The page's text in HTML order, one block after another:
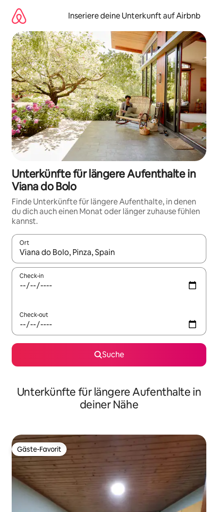
Inhalten
springen
Inseriere deine Unterkunft auf Airbnb
Unterkünfte für längere Aufenthalte in
Viana do Bolo
Finde Unterkünfte für längere Aufenthalte, in denen
du dich auch einen Monat oder länger zuhause fühlen
kannst.
Ort
Wenn Ergebnisse verfügbar sind, navigiere mit den
Check-in
Check-out
Suche
Unterkünfte für längere Aufenthalte in
deiner Nähe
Gäste-Favorit
Gäste-Favorit